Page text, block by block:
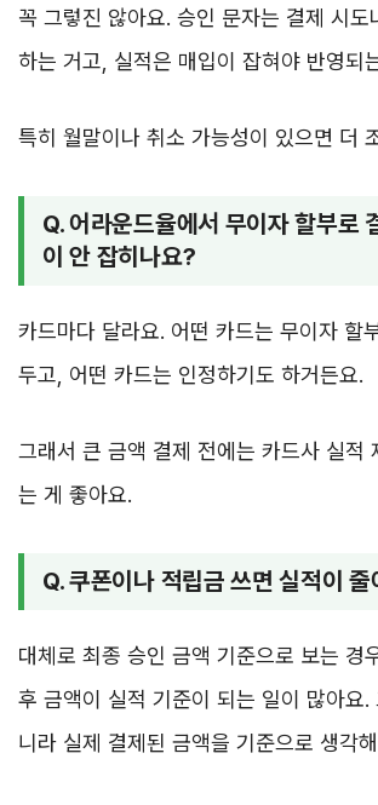
꼭 그렇진 않아요. 승인 문자는 결제 시도
하는 거고, 실적은 매입이 잡혀야 반영되
특히 월말이나 취소 가능성이 있으면 더
Q. 어라운드율에서 무이자 할부로
이 안 잡히나요?
카드마다 달라요. 어떤 카드는 무이자 할
두고, 어떤 카드는 인정하기도 하거든요.
그래서 큰 금액 결제 전에는 카드사 실적
는 게 좋아요.
Q. 쿠폰이나 적립금 쓰면 실적이
대체로 최종 승인 금액 기준으로 보는 경
후 금액이 실적 기준이 되는 일이 많아요.
니라 실제 결제된 금액을 기준으로 생각